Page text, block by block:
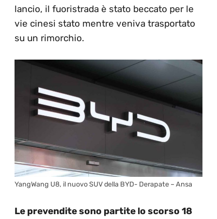
lancio, il fuoristrada è stato beccato per le
vie cinesi stato mentre veniva trasportato
su un rimorchio.
YangWang U8, il nuovo SUV della BYD- Derapate – Ansa
Le prevendite sono partite lo scorso 18